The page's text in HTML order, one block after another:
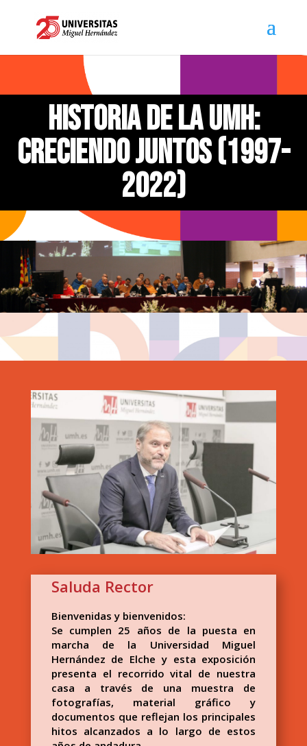
HISTORIA DE LA UMH:
CRECIENDO JUNTOS (1997-
2022)
Saluda Rector
Bienvenidas y bienvenidos:
Se cumplen 25 años de la puesta en
marcha de la Universidad Miguel
Hernández de Elche y esta exposición
presenta el recorrido vital de nuestra
casa a través de una muestra de
fotografías, material gráfico y
documentos que reflejan los principales
hitos alcanzados a lo largo de estos